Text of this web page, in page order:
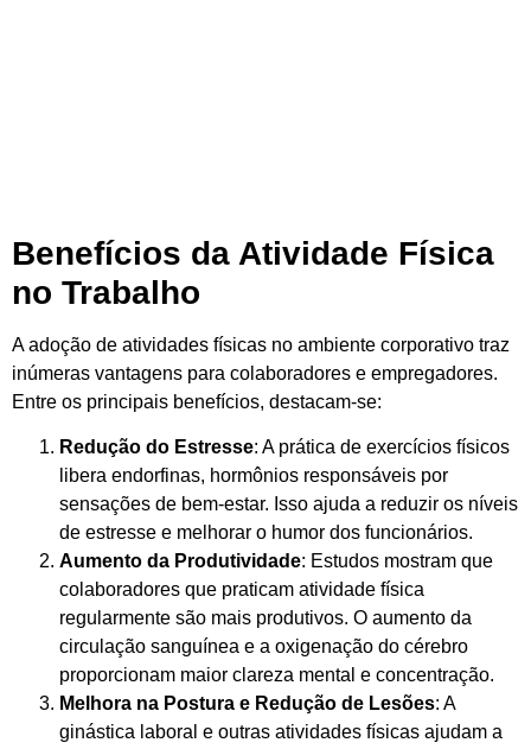
Benefícios da Atividade Física
no Trabalho
A adoção de atividades físicas no ambiente corporativo traz
inúmeras vantagens para colaboradores e empregadores.
Entre os principais benefícios, destacam-se:
Redução do Estresse: A prática de exercícios físicos
libera endorfinas, hormônios responsáveis por
sensações de bem-estar. Isso ajuda a reduzir os níveis
de estresse e melhorar o humor dos funcionários.
Aumento da Produtividade: Estudos mostram que
colaboradores que praticam atividade física
regularmente são mais produtivos. O aumento da
circulação sanguínea e a oxigenação do cérebro
proporcionam maior clareza mental e concentração.
Melhora na Postura e Redução de Lesões: A
ginástica laboral e outras atividades físicas ajudam a